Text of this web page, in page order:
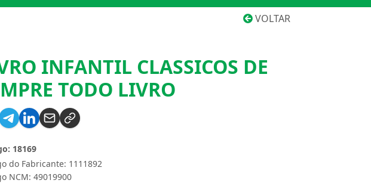
VOLTAR
INFANTIL CLASSICOS DE
TODO LIVRO
do Fabricante: 1111892
18169
NCM: 49019900